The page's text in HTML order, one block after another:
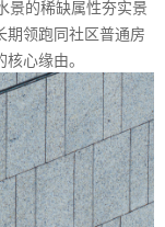
景的稀缺属性夯实景
期领跑同社区普通房
心缘由。